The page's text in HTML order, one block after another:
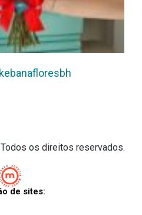
os direitos reservados.
de sites: